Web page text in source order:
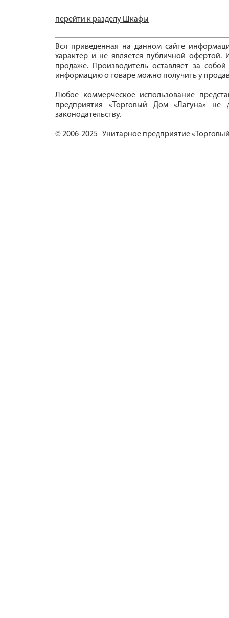
перейти к разделу Шкафы
Вся приведенная на данном сайте
характер и не является публичной офертой.
продаже. Производитель оставляет за
информацию о товаре можно получить у
Любое коммерческое использование
предприятия «Торговый Дом «Лагуна» не
законодательству.
© 2006-2025 Унитарное предприятие